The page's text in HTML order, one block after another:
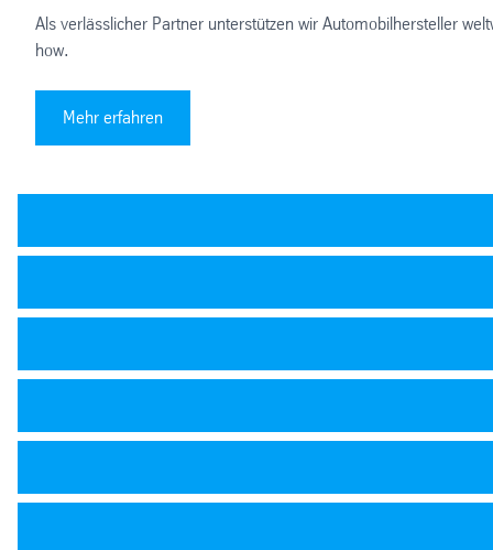
Als verlässlicher Partner unterstützen wir Automobilhersteller
how.
Innovationen für die Mobilität von morgen
Mehr erfahren